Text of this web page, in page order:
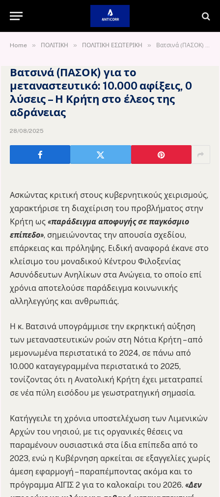
Home » ΠΟΛΙΤΙΚΗ » ΠΟΛΙΤΙΚΗ ΕΣΩΤΕΡΙΚΗ » Βατσινά (ΠΑΣΟΚ) για το μεταναστευτικό: 10.000 αφίξεις, 0 λύσεις – Η Κρήτη στο έλεος της αδράνειας
Βατσινά (ΠΑΣΟΚ) για το
μεταναστευτικό: 10.000 αφίξεις, 0
λύσεις – Η Κρήτη στο έλεος της
αδράνειας
28/08/2025
Ασκώντας κριτική στους κυβερνητικούς χειρισμούς,
χαρακτήρισε τη διαχείριση του προβλήματος στην
Κρήτη ως «παράδειγμα αποφυγής σε παγκόσμιο
επίπεδο», σημειώνοντας την απουσία σχεδίου,
επάρκειας και πρόληψης. Ειδική αναφορά έκανε στο
κλείσιμο του μοναδικού Κέντρου Φιλοξενίας
Ασυνόδευτων Ανηλίκων στα Ανώγεια, το οποίο επί
χρόνια αποτελούσε παράδειγμα κοινωνικής
αλληλεγγύης και ανθρωπιάς.
Η κ. Βατσινά υπογράμμισε την εκρηκτική αύξηση
των μεταναστευτικών ροών στη Νότια Κρήτη – από
μεμονωμένα περιστατικά το 2024, σε πάνω από
10.000 καταγεγραμμένα περιστατικά το 2025,
τονίζοντας ότι η Ανατολική Κρήτη έχει μετατραπεί
σε νέα πύλη εισόδου με γεωστρατηγική σημασία.
Κατήγγειλε τη χρόνια υποστελέχωση των Λιμενικών
Αρχών του νησιού, με τις οργανικές θέσεις να
παραμένουν ουσιαστικά στα ίδια επίπεδα από το
2023, ενώ η Κυβέρνηση αρκείται σε εξαγγελίες χωρίς
άμεση εφαρμογή – παραπέμποντας ακόμα και το
πρόγραμμα ΑΙΓΙΣ 2 για το καλοκαίρι του 2026. «Δεν